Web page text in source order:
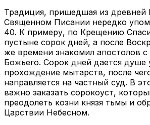
Традиция, пришедшая из древней
Священном Писании нередко
40. К примеру, по Крещению
пустыне сорок дней, а после
же времени знакомил апостолов
Божьего. Сорок дней дается душе
прохождение мытарств, после
направляется на частный суд. В
важно заказать сорокоуст,
преодолеть козни князя тьмы и
Царствии Небесном.